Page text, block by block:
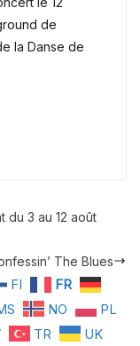
de
la Danse de
du 3 au 12 août
The Blues
FI
FR
NO
PL
TR UK